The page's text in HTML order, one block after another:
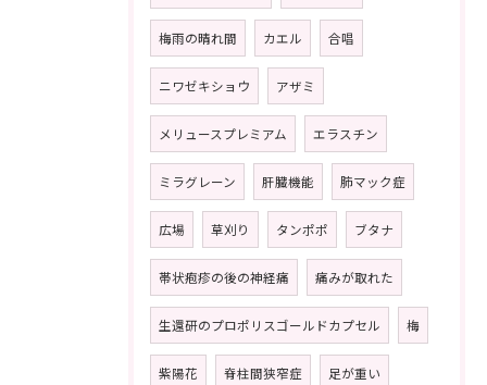
梅雨の晴れ間 カエル 合唱
ニワゼキショウ アザミ
メリュースプレミアム エラスチン
ミラグレーン 肝臓機能 肺マック症
広場 草刈り タンポポ ブタナ
帯状疱疹の後の神経痛 痛みが取れた
生還研のプロポリスゴールドカプセル 梅
紫陽花 脊柱間狭窄症 足が重い